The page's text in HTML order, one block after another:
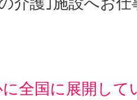
全国に展開して